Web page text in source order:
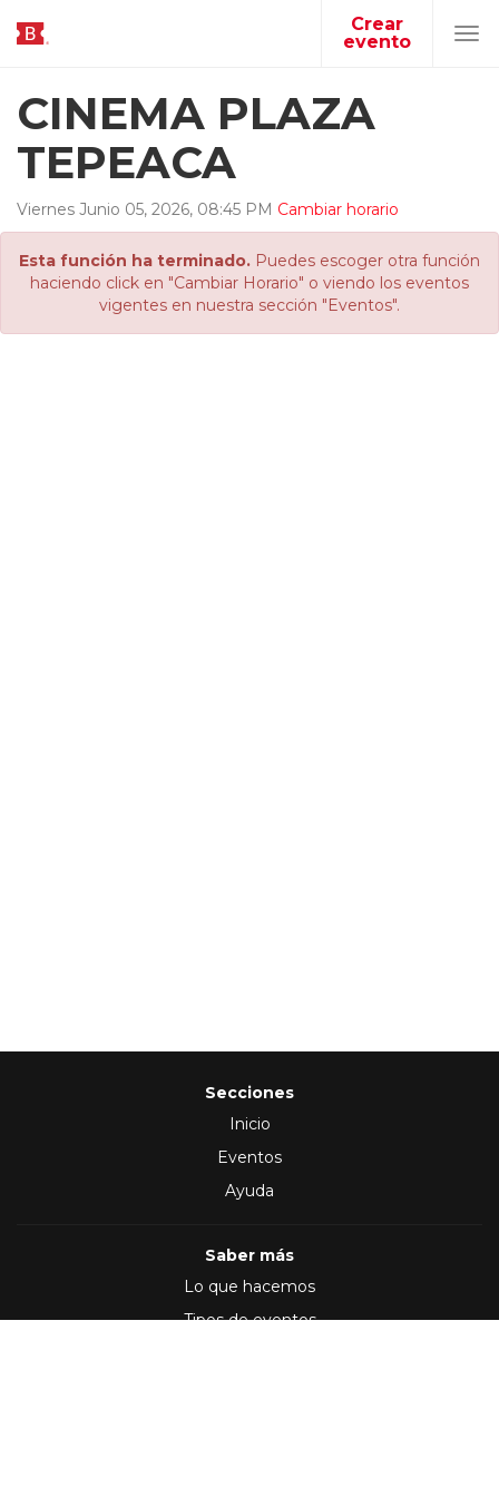
Crear
evento
CINEMA PLAZA
TEPEACA
Viernes Junio 05, 2026, 08:45 PM Cambiar horario
Esta función ha terminado. Puedes escoger otra función
haciendo click en "Cambiar Horario" o viendo los eventos
vigentes en nuestra sección "Eventos".
Secciones
Inicio
Eventos
Ayuda
Saber más
Lo que hacemos
Tipos de eventos